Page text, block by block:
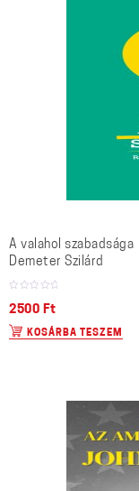
A valahol szabadsága
Demeter Szilárd
2500 Ft
KOSÁRBA TESZEM